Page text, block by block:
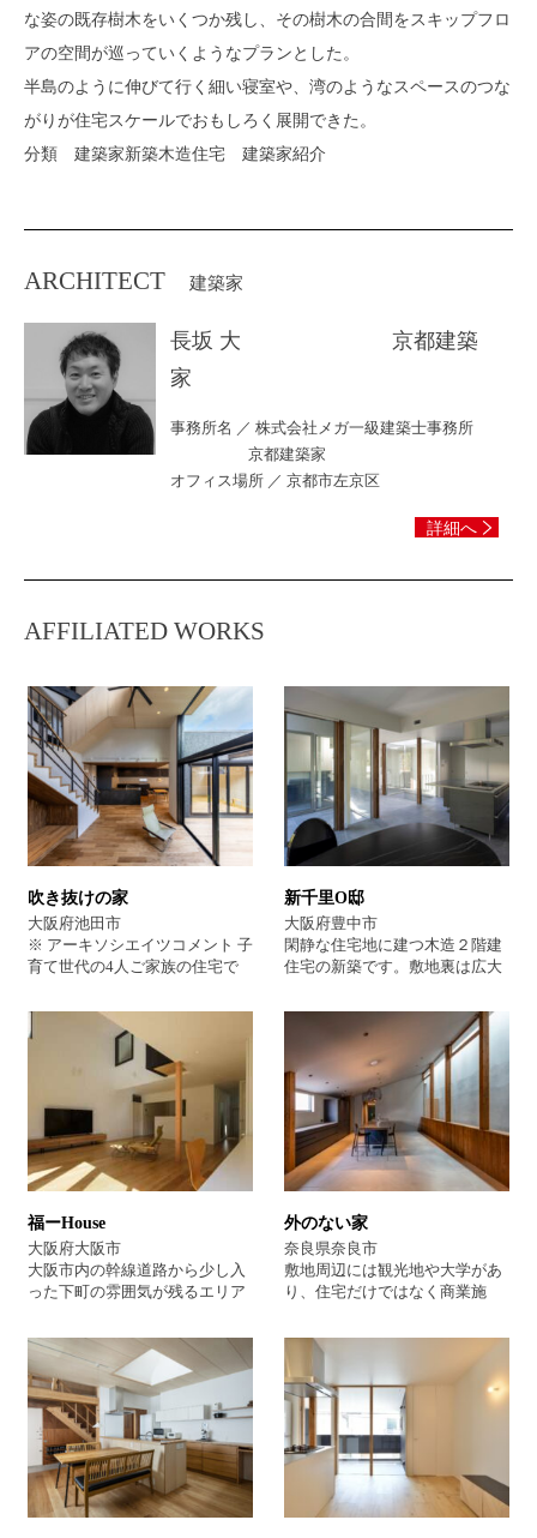
な姿の既存樹木をいくつか残し、その樹木の合間をスキップフロ
アの空間が巡っていくようなプランとした。
半島のように伸びて行く細い寝室や、湾のようなスペースのつな
がりが住宅スケールでおもしろく展開できた。
分類 建築家新築木造住宅 建築家紹介
ARCHITECT 建築家
長坂 大 京都建築
家
事務所名 ／ 株式会社メガ一級建築士事務所
京都建築家
オフィス場所 ／ 京都市左京区
詳細へ
AFFILIATED WORKS
吹き抜けの家
大阪府池田市
※ アーキソシエイツコメント 子
育て世代の4人ご家族の住宅で
た木造二階建て住宅です。吹き
抜けの大きな気持ち良い空間と
お庭や家の中でも子供様が運動
できる空間をつくっています。
お庭の配置も含め建築家からの
図面の提案はかなりの数になり
ました。設計期間も一年以上か
けて打ち合わせさせて頂き、ご
予算の調整の為変更も行いなが
ダー住宅になります。 ＃ シン
プルな家 ＃ 建築家大阪
＃ 注文住宅 ＃ 建築家住宅
新千里O邸
大阪府豊中市
閑静な住宅地に建つ木造２階建
住宅の新築です。敷地裏は広大
外部からの視線をきりながら、
緑を大きな開口から取り入れ
る、またモダンなデザインと全
館空調による快適さがご要望で
した。ご夫婦の終の住処として
新築させて頂きました。
福ーHouse
大阪府大阪市
大阪市内の幹線道路から少し入
った下町の雰囲気が残るエリア
高層マンションからの視線、前
面道路からの騒音を考慮して、
道路側を思い切って閉じ、さら
に収納と水廻りを道路側に配し
て、喧騒から距離を取った静的
な内部空間を実現しました。そ
の分、ガレージは全面オープン
にし、車や趣味のアウトドア用
品の手入れなどを行う場とし
外のない家
奈良県奈良市
敷地周辺には観光地や大学があ
り、住宅だけではなく商業施
リアに建つ住宅です。南北に約
30mもある細長い形状をしてい
る敷地で、ここに庭の要素をつ
くらずに開放的な住まいをつく
りたいという要望でした。 1階
には料理教室やイベントができ
るフリースペースとしてのパブ
リックな空間を、そして２階に
は夫婦のプライベートな空間を